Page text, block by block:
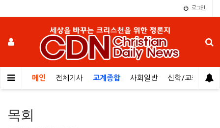
로그인
메인 전체기사 교계종합 사회일반 신학/교육 오
목회